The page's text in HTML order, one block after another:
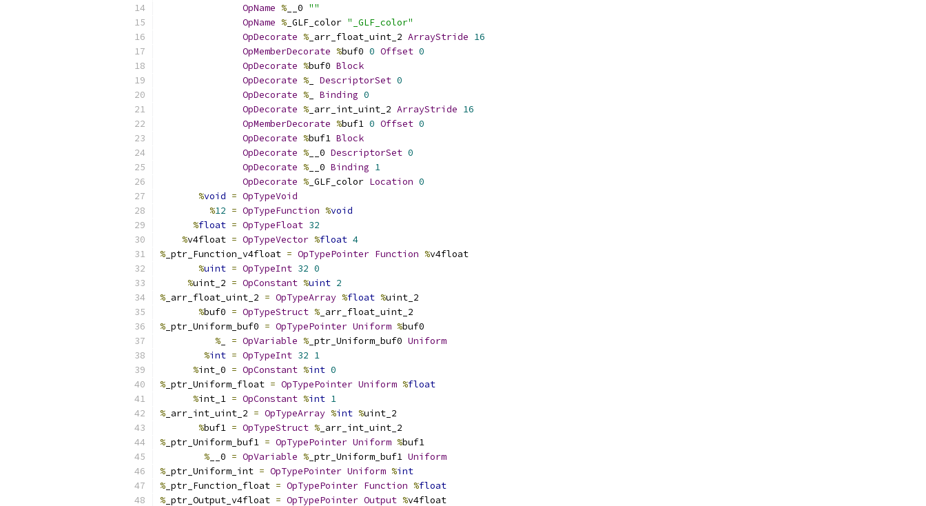
OpName % __0 ""
OpName % _GLF_color "_GLF_color"
OpDecorate % _arr_float_uint_2 ArrayStride 16
OpMemberDecorate %buf0 0 Offset 0
OpDecorate %buf0 Block
OpDecorate % DescriptorSet 0
OpDecorate % Binding 0
OpDecorate % _arr_int_uint_2 ArrayStride 16
OpMemberDecorate %buf1 0 Offset 0
OpDecorate %buf1 Block
OpDecorate % __0 DescriptorSet 0
OpDecorate % __0 Binding 1
OpDecorate % _GLF_color Location 0
%void = OpTypeVoid
%12 = OpTypeFunction %void
%float = OpTypeFloat 32
%v4float = OpTypeVector %float 4
% _ptr_Function_v4float = OpTypePointer Function %v4float
%uint = OpTypeInt 32 0
%uint_2 = OpConstant %uint 2
% _arr_float_uint_2 = OpTypeArray %float %uint_2
%buf0 = OpTypeStruct % _arr_float_uint_2
% _ptr_Uniform_buf0 = OpTypePointer Uniform %buf0
%
= OpVariable % _ptr_Uniform_buf0 Uniform
%int = OpTypeInt 32 1
%int_0 = OpConstant %int 0
% _ptr_Uniform_float = OpTypePointer Uniform %float
%int_1 = OpConstant %int 1
% _arr_int_uint_2 = OpTypeArray %int %uint_2
%buf1 = OpTypeStruct % _arr_int_uint_2
% _ptr_Uniform_buf1 = OpTypePointer Uniform %buf1
% __0 = OpVariable % _ptr_Uniform_buf1 Uniform
% _ptr_Uniform_int = OpTypePointer Uniform %int
% _ptr_Function_float = OpTypePointer Function %float
% _ptr_Output_v4float = OpTypePointer Output %v4float